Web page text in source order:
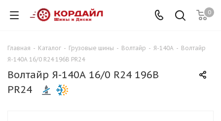
0
Главная - Каталог - Грузовые шины - Волтайр - Я-140А - Волтайр
Я-140А 16/0 R24 196B PR24
Волтайр Я-140А 16/0 R24 196B
PR24